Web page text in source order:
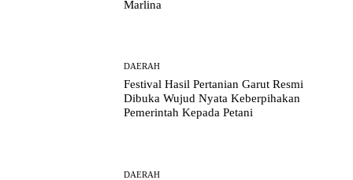
Marlina
DAERAH
Festival Hasil Pertanian Garut Resmi
Dibuka Wujud Nyata Keberpihakan
Pemerintah Kepada Petani
DAERAH